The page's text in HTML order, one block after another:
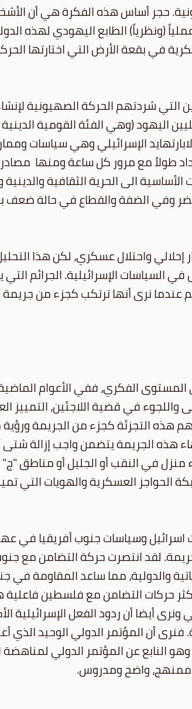
حجر أساس هذه الفكرة هي أن
(ونظرياً) الطابع اليهودي لهذه
في بقعة الأرض التي اختارتها
التي شردتهم الحركة الصهيونية
اليهود (وهي الفئة القومية
الإسرائيلي وهي سياسات
طولاً مع مرور كل ساعة ومنها
الى الحرية الثقافية
وفي الضفة والقطاع في حالة ضعف
إحلالي واحتلال عسكري، لكن هذا
الإسرائيلية. الجرائم التي
عندما نرى أنها ترتكب كجزء من
الفكري، ففي الأعوام
في قضية اللاجئين، التمييز
هذه التجزئة كجزء من الجريمة
الجريمة يتضمن واجب إزالة شتى
في النقب أو الجليل أو مناطق
الحواجز العسكرية والهويات التي
وسياسات جنوب أفريقيا في
لقد انتصرت حركة التضامن مع
والدولية، مما ساعد المقاومة في
أكثر حركات التضامن مع فلسطين
أيضا أن ردود الفعل الإسرائيلية
أن المؤتمر الدولي الوحيد
الأخيرة هو مؤتمر مراجعة مقررات مؤتمر ديربان 2001 (الذي سينعقد في نيسان 2009). وهو
ممنهج، واضح ومدروس.